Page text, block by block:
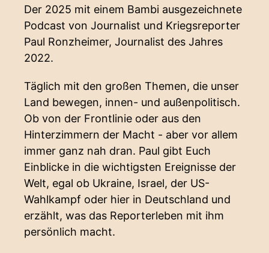
Der 2025 mit einem Bambi ausgezeichnete
Podcast von Journalist und Kriegsreporter
Paul Ronzheimer, Journalist des Jahres
2022.
Täglich mit den großen Themen, die unser
Land bewegen, innen- und außenpolitisch.
Ob von der Frontlinie oder aus den
Hinterzimmern der Macht - aber vor allem
immer ganz nah dran. Paul gibt Euch
Einblicke in die wichtigsten Ereignisse der
Welt, egal ob Ukraine, Israel, der US-
Wahlkampf oder hier in Deutschland und
erzählt, was das Reporterleben mit ihm
persönlich macht.